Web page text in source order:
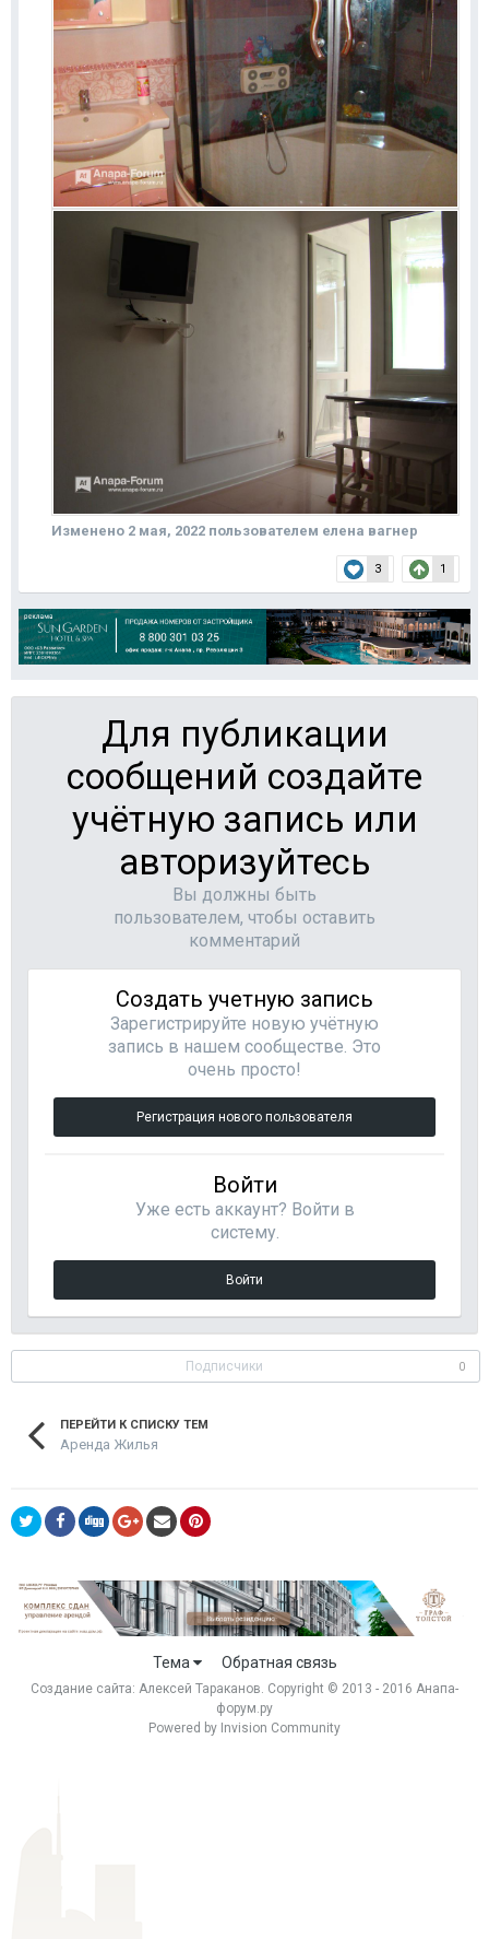
Изменено 2 мая, 2022 пользователем елена вагнер
3 1
Для публикации
сообщений создайте
учётную запись или
авторизуйтесь
Вы должны быть
пользователем, чтобы оставить
комментарий
Создать учетную запись
Зарегистрируйте новую учётную
запись в нашем сообществе. Это
очень просто!
Регистрация нового пользователя
Войти
Уже есть аккаунт? Войти в
систему.
Войти
Подписчики 0
ПЕРЕЙТИ К СПИСКУ ТЕМ
Аренда Жилья
Тема Обратная связь
Создание сайта: Алексей Тараканов. Copyright © 2013 - 2016 Анапа-
форум.ру
Powered by Invision Community